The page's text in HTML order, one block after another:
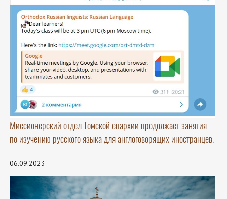
Миссионерский отдел Томской епархии продолжает занятия
по изучению русского языка для англоговорящих иностранцев.
06.09.2023